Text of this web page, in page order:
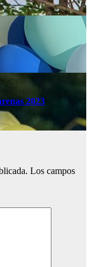
2023
Los campos